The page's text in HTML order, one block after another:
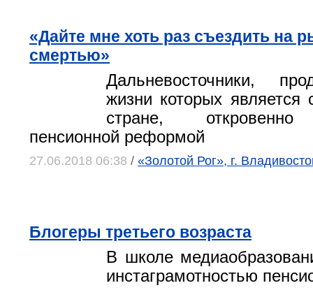
«Дайте мне хоть раз съездить на
смертью»
Дальневосточники,
жизни которых является
стране,
пенсионной реформой
27.06.2018 06:38 / «Золотой Рог», г.
Блогеры третьего возраста
В школе
инстаграмотностью